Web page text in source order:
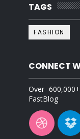
TAGS
FASHION
CONNECT
Over
FastBlog